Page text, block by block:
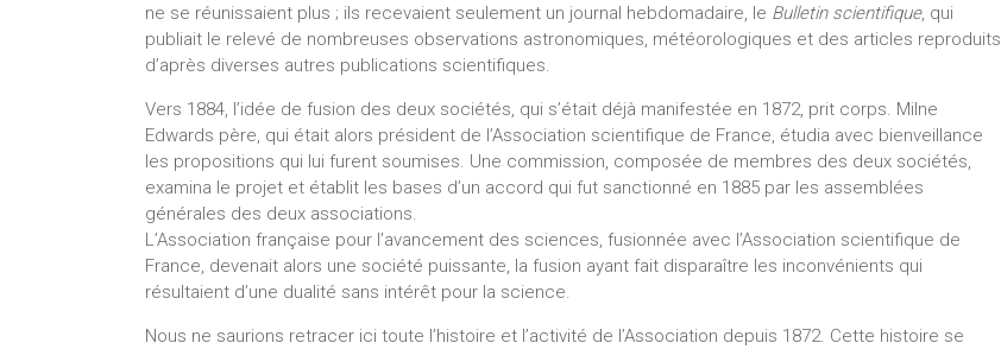
ne se réunissaient plus ; ils recevaient seulement un journal hebdomadaire, le Bulletin scientifique, qui
publiait le relevé de nombreuses observations astronomiques, météorologiques et des articles reproduits
d’après diverses autres publications scientifiques.
Vers 1884, l’idée de fusion des deux sociétés, qui s’était déjà manifestée en 1872, prit corps. Milne
Edwards père, qui était alors président de l’Association scientifique de France, étudia avec bienveillance
les propositions qui lui furent soumises. Une commission, composée de membres des deux sociétés,
examina le projet et établit les bases d’un accord qui fut sanctionné en 1885 par les assemblées
générales des deux associations.
L’Association française pour l’avancement des sciences, fusionnée avec l’Association scientifique de
France, devenait alors une société puissante, la fusion ayant fait disparaître les inconvénients qui
résultaient d’une dualité sans intérêt pour la science.
Nous ne saurions retracer ici toute l’histoire et l’activité de l’Association depuis 1872. Cette histoire se